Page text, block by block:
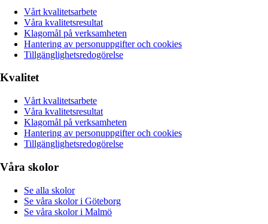
Vårt kvalitetsarbete
Våra kvalitetsresultat
Klagomål på verksamheten
Hantering av personuppgifter och cookies
Tillgänglighetsredogörelse
Kvalitet
Vårt kvalitetsarbete
Våra kvalitetsresultat
Klagomål på verksamheten
Hantering av personuppgifter och cookies
Tillgänglighetsredogörelse
Våra skolor
Se alla skolor
Se våra skolor i Göteborg
Se våra skolor i Malmö